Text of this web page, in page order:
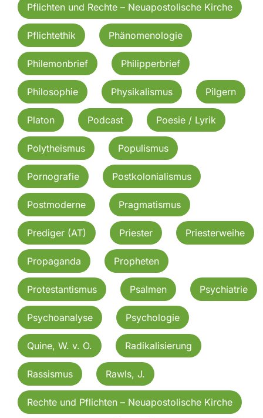
Pflichten und Rechte – Neuapostolische Kirche
Pflichtethik Phänomenologie
Philemonbrief Philipperbrief
Philosophie Physikalismus Pilgern
Platon Podcast Poesie / Lyrik
Polytheismus Populismus
Pornografie Postkolonialismus
Postmoderne Pragmatismus
Prediger (AT) Priester Priesterweihe
Propaganda Propheten
Protestantismus Psalmen Psychiatrie
Psychoanalyse Psychologie
Quine, W. v. O. Radikalisierung
Rassismus Rawls, J.
Rechte und Pflichten – Neuapostolische Kirche